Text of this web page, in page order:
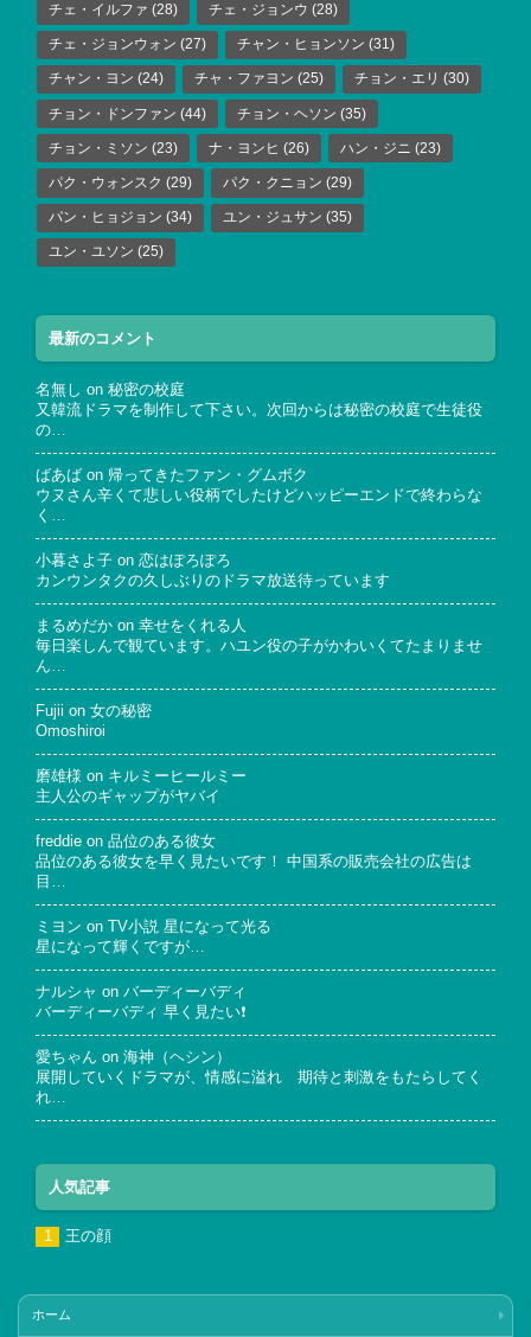
チェ・イルファ (28) チェ・ジョンウ (28)
チェ・ジョンウォン (27) チャン・ヒョンソン (31)
チャン・ヨン (24) チャ・ファヨン (25) チョン・エリ (30)
チョン・ドンファン (44) チョン・ヘソン (35)
チョン・ミソン (23) ナ・ヨンヒ (26) ハン・ジニ (23)
パク・ウォンスク (29) パク・クニョン (29)
パン・ヒョジョン (34) ユン・ジュサン (35)
ユン・ユソン (25)
最新のコメント
名無し on 秘密の校庭
又韓流ドラマを制作して下さい。次回からは秘密の校庭で生徒役
の…
ばあば on 帰ってきたファン・グムボク
ウヌさん辛くて悲しい役柄でしたけどハッピーエンドで終わらな
く…
小暮さよ子 on 恋はぽろぽろ
カンウンタクの久しぶりのドラマ放送待っています
まるめだか on 幸せをくれる人
毎日楽しんで観ています。ハユン役の子がかわいくてたまりませ
ん…
Fujii on 女の秘密
Omoshiroi
磨雄様 on キルミーヒールミー
主人公のギャップがヤバイ
freddie on 品位のある彼女
品位のある彼女を早く見たいです！ 中国系の販売会社の広告は
目…
ミヨン on
TV小説 星になって光る
星になって輝くですが…
ナルシャ on バーディーバディ
バーディーバディ 早く見たい❗
愛ちゃん on 海神（ヘシン）
展開していくドラマが、情感に溢れ 期待と刺激をもたらしてく
れ…
人気記事
王の顔
ホーム